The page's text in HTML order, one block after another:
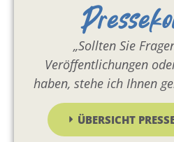
„Sollten Sie
Veröffentlichungen
haben, stehe ich Ihnen
ÜBERSICHT